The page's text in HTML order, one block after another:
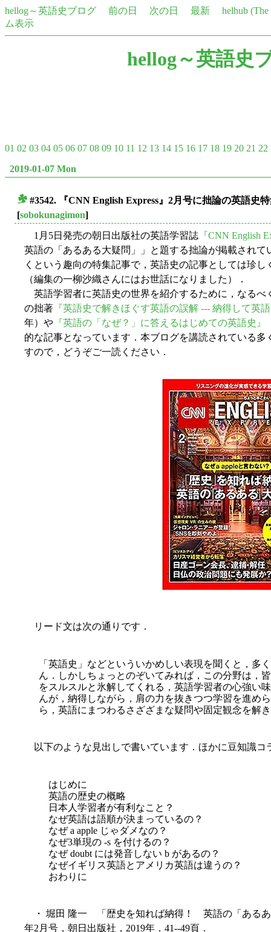
hellog～英語史ブログ 前の日 次の日 最新
helhub
ム表示
hellog～英語史
01 02 03 04 05 06 07 08 09 10 11 12 13 14 15 16 17 18 19 20 21 22
2019-01-07 Mon
#3542. 『CNN English Express』2月号に拙論の英語史
[sobokunagimon]
1月5日発売の朝日出版社の英語学習誌 『CNN English
英語の「あるある大疑問」」と題する拙論が掲載され
くという趣向の特集記事で，英語史の記事としては珍
（編集の一柳沙織さんにはお世話になりました）．
英語学習者に英語史の世界を紹介するために，なるべ
の拙著 『英語史で解きほぐす英語の誤解 --- 納得して英
年）や 『英語の「なぜ？」に答えるはじめての英語史』
的な記事となっています．本ブログを講読されている
すので，どうぞご一読ください．
リード文は次の通りです．
「英語史」などといういかめしい表現を聞くと，多
ん．しかしちょっとのぞいてみれば，この分野は，
をスルスルと氷解してくれる，英語学習者の心強い
んが，納得しながら，肩の力を抜きつつ学習を進め
ら，英語にまつわるさざざまな疑問や固定観念を解
以下のような見出しで書いています．ほかに豆知識
はじめに
英語の歴史の概略
日本人学習者が有利なこと？
なぜ英語は語順が決まっているの？
なぜ a apple じゃダメなの？
なぜ3単現の -s を付けるの？
なぜ doubt には発音しない b があるの？
なぜイギリス英語とアメリカ英語は違うの？
おわりに
・ 堀田 隆一 「歴史を知れば納得！ 英語の「あるあ
年2月号，朝日出版社，2019年．41--49頁．